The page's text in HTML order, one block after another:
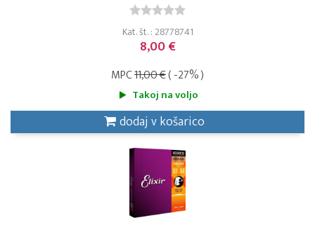
Kat. št. : 28778741
8,00 €
MPC11,00 €( -27% )
Takoj na voljo
dodaj v košarico